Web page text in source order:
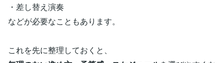
・差し替え演奏
などが必要なこともあります。
これを先に整理しておくと、